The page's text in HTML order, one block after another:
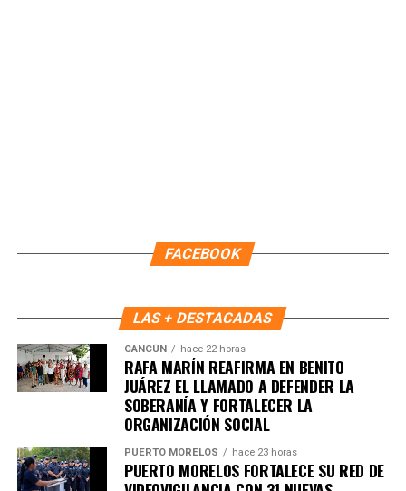
FACEBOOK
LAS + DESTACADAS
CANCÚN hace 22 horas
RAFA MARÍN REAFIRMA EN BENITO
JUÁREZ EL LLAMADO A DEFENDER LA
SOBERANÍA Y FORTALECER LA
ORGANIZACIÓN SOCIAL
PUERTO MORELOS hace 23 horas
PUERTO MORELOS FORTALECE SU RED DE